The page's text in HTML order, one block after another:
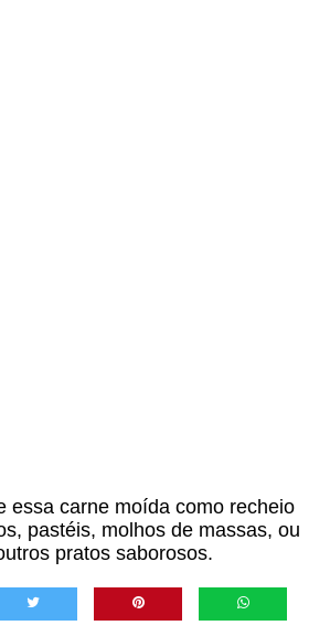
essa carne moída como recheio
pastéis, molhos de massas, ou
pratos saborosos.